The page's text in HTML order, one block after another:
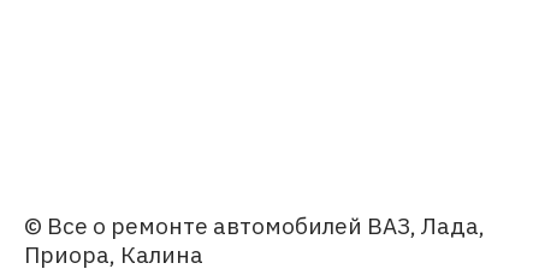
© Все о ремонте автомобилей ВАЗ, Лада,
Приора, Калина